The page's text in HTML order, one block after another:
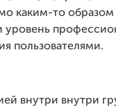
каким-то
уровень
пользователями.
внутри внутри